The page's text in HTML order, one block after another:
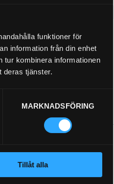
funktioner för
information från din enhet
tur kombinera informationen
deras tjänster.
MARKNADSFÖRING
Tillåt alla